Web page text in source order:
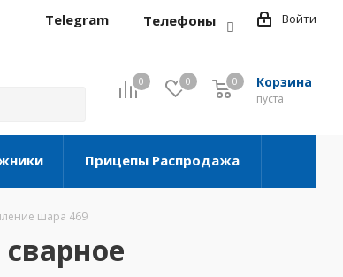
Войти
Telegram Телефоны
0 0 Корзина
0
пуста
0
Прицепы Распродажа
шара 469